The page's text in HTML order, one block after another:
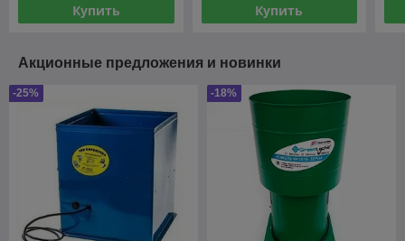
Купить Купить
Акционные предложения и новинки
-25% -18%